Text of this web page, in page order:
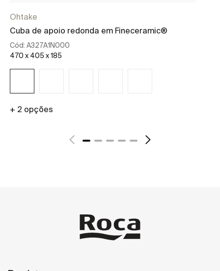
Ohtake
Cuba de apoio redonda em Fineceramic®
Cód: A327A1N000
470 x 405 x 185
+ 2 opções